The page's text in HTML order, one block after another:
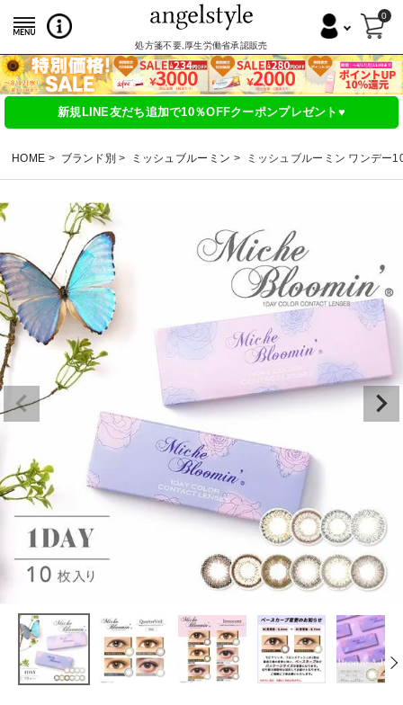
処方箋不要,厚生労働省承認販売
0
新規LINE友だち追加で10％OFFクーポンプレゼント♥
HOME ブランド別 ミッシュブルーミン ミッシュブルーミン ワンデー